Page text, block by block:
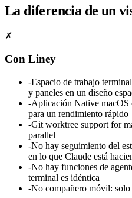
La diferencia de un
✗
Con Liney
-Espacio de trabajo
y paneles en un diseño
-Aplicación Native
para un rendimiento rápido
-Git worktree support for
parallel
-No hay seguimiento del
en lo que Claude está
-No hay funciones de
terminal es idéntica
-No compañero móvil: